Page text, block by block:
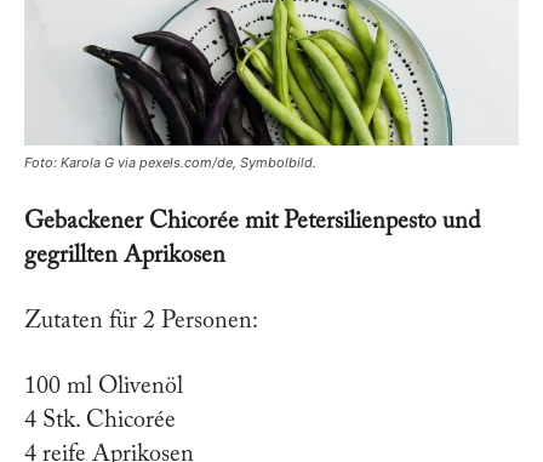
Foto: Karola G via pexels.com/de, Symbolbild.
Gebackener Chicorée mit Petersilienpesto und
gegrillten Aprikosen
Zutaten für 2 Personen:
100 ml Olivenöl
4 Stk. Chicorée
4 reife Aprikosen